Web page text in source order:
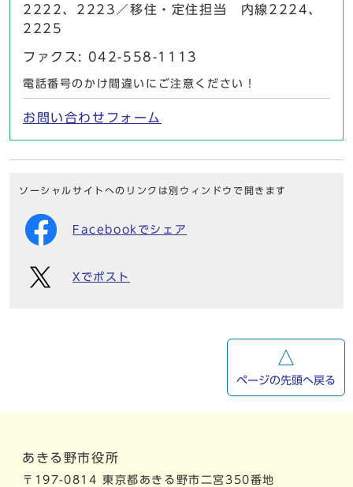
2222、2223／移住・定住担当 内線2224、
2225
ファクス: 042-558-1113
電話番号のかけ間違いにご注意ください！
お問い合わせフォーム
ソーシャルサイトへのリンクは別ウィンドウで開きます
Facebookでシェア
Xでポスト
ページの先頭へ戻る
あきる野市役所
〒197-0814 東京都あきる野市二宮350番地